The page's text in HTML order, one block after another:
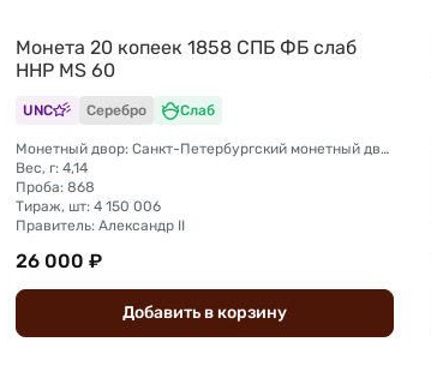
Монета 20 копеек 1858 СПБ ФБ слаб
ННР MS 60
UNC Серебро Слаб
Монетный двор: Санкт-Петербургский монетный двор
Вес, г: 4,14
Проба: 868
Тираж, шт: 4 150 006
Правитель: Александр II
26 000 ₽
Добавить вкорзину